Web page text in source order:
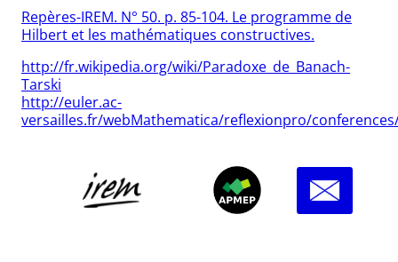
Repères-IREM. N° 50. p. 85-104. Le programme de
Hilbert et les mathématiques constructives.
http://fr.wikipedia.org/wiki/Paradoxe_de_Banach-
Tarski
http://euler.ac-
versailles.fr/webMathematica/reflexionpro/